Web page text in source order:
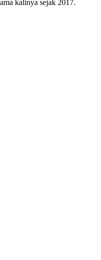
kalinya sejak 2017.